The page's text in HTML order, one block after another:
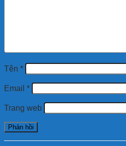
Tên *
Email *
Trang web